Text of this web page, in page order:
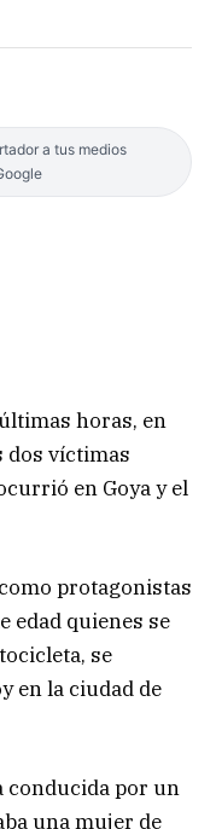
a tus medios
horas, en
dos víctimas
en Goya y el
protagonistas
edad quienes se
se
en la ciudad de
conducida por un
una mujer de